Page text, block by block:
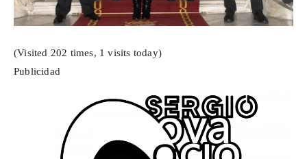
(Visited 202 times, 1 visits today)
Publicidad